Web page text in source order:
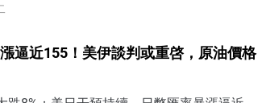
逼近155！美伊談判或重啓，原油價格